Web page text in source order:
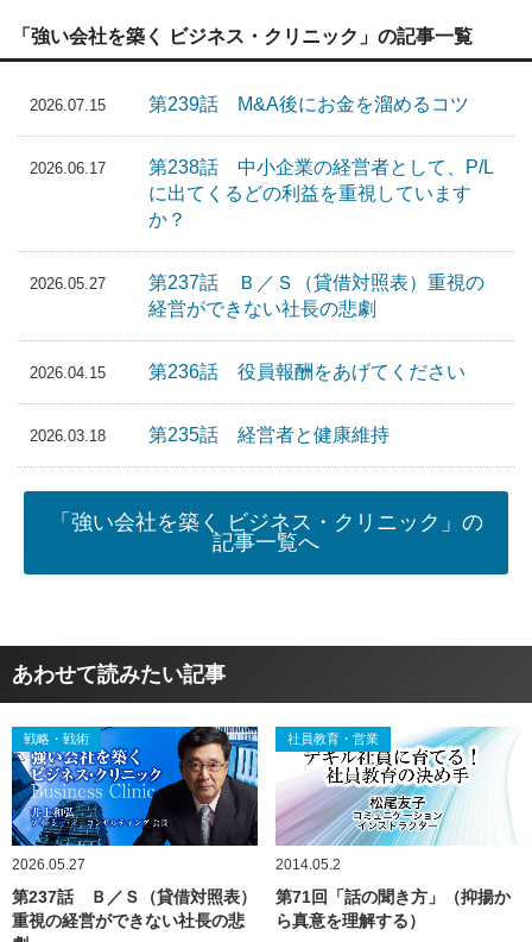
「強い会社を築く ビジネス・クリニック」の記事一覧
2026.07.15 第239話 M&A後にお金を溜めるコツ
2026.06.17
第238話 中小企業の経営者として、P/L
に出てくるどの利益を重視しています
か？
2026.05.27
第237話 Ｂ／Ｓ（貸借対照表）重視の
経営ができない社長の悲劇
2026.04.15 第236話 役員報酬をあげてください
2026.03.18 第235話 経営者と健康維持
「強い会社を築く ビジネス・クリニック」の
記事一覧へ
あわせて読みたい記事
戦略・戦術
2026.05.27
第237話 Ｂ／Ｓ（貸借対照表）
重視の経営ができない社長の悲
社員教育・営業
2014.05.2
第71回「話の聞き方」（抑揚か
ら真意を理解する）